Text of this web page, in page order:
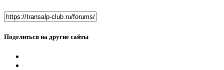
Поделиться на другие сайты